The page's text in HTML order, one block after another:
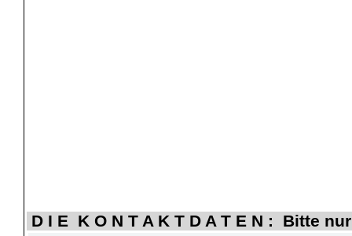
D I E K O N T A K T D A T E N : Bitte